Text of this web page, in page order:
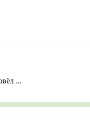
...